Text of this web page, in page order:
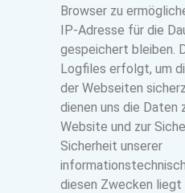
Browser zu
IP-Adresse für die
gespeichert bleiben.
Logfiles erfolgt, um
der Webseiten
dienen uns die Daten
Website und zur
Sicherheit unserer
diesen Zwecken liegt